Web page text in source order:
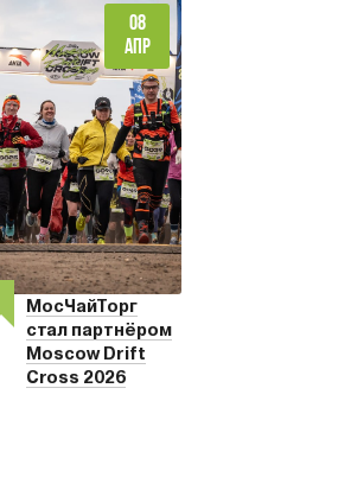
08
АПР
МосЧайТорг
стал партнёром
Moscow Drift
Cross 2026